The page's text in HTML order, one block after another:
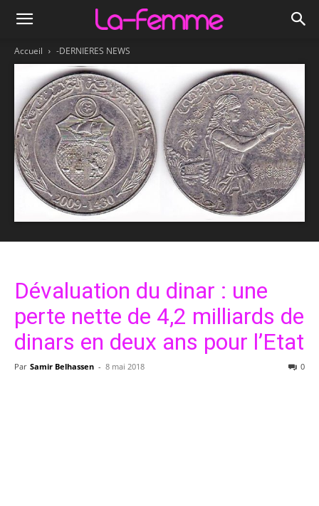
Accueil -DERNIERES NEWS
Dévaluation du dinar : une
perte nette de 4,2 milliards de
dinars en deux ans pour l’Etat
Par Samir Belhassen - 8 mai 2018 0